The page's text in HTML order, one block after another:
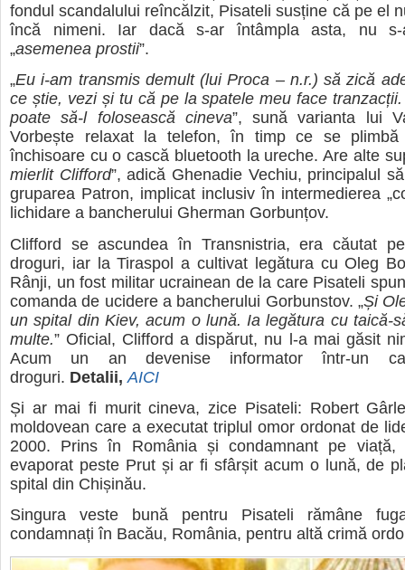
fondul scandalului reîncălzit, Pisateli susține că pe el
încă nimeni. Iar dacă s-ar întâmpla asta, nu
„asemenea prostii”.
„Eu i-am transmis demult (lui Proca – n.r.) să zică
ce știe, vezi și tu că pe la spatele meu face
poate să-l folosească cineva”, sună varianta lui
Vorbește relaxat la telefon, în timp ce se plimbă
închisoare cu o cască bluetooth la ureche. Are alte
mierlit Clifford”, adică Ghenadie Vechiu, principalul
gruparea Patron, implicat inclusiv în intermedierea
lichidare a bancherului Gherman Gorbunțov.
Clifford se ascundea în Transnistria, era căutat
droguri, iar la Tiraspol a cultivat legătura cu Oleg
Rânji, un fost militar ucrainean de la care Pisateli
comanda de ucidere a bancherului Gorbunstov. „Și
un spital din Kiev, acum o lună. Ia legătura cu taică-
multe.” Oficial, Clifford a dispărut, nu l-a mai găsit
Acum un an devenise informator într-un
droguri. Detalii, AICI
Și ar mai fi murit cineva, zice Pisateli: Robert
moldovean care a executat triplul omor ordonat de
2000. Prins în România și condamnant pe viață,
evaporat peste Prut și ar fi sfârșit acum o lună, de
spital din Chișinău.
Singura veste bună pentru Pisateli rămâne
condamnați în Bacău, România, pentru altă crimă